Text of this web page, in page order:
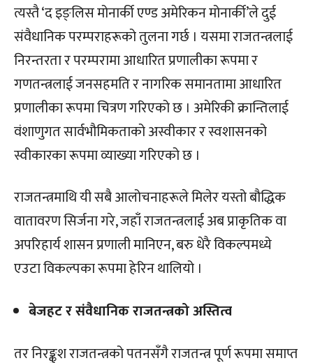
त्यस्तै ‘द इङ्लिस मोनार्की एण्ड अमेरिकन मोनार्की’ले दुई
संवैधानिक परम्पराहरूको तुलना गर्छ । यसमा राजतन्त्रलाई
निरन्तरता र परम्परामा आधारित प्रणालीका रूपमा र
गणतन्त्रलाई जनसहमति र नागरिक समानतामा आधारित
प्रणालीका रूपमा चित्रण गरिएको छ । अमेरिकी क्रान्तिलाई
वंशाणुगत सार्वभौमिकताको अस्वीकार र स्वशासनको
स्वीकारका रूपमा व्याख्या गरिएको छ ।
राजतन्त्रमाथि यी सबै आलोचनाहरूले मिलेर यस्तो बौद्धिक
वातावरण सिर्जना गरे, जहाँ राजतन्त्रलाई अब प्राकृतिक वा
अपरिहार्य शासन प्रणाली मानिएन, बरु धेरै विकल्पमध्ये
एउटा विकल्पका रूपमा हेरिन थालियो ।
बेजहट र संवैधानिक राजतन्त्रको अस्तित्व
तर निरङ्कुश राजतन्त्रको पतनसँगै राजतन्त्र पूर्ण रूपमा समाप्त